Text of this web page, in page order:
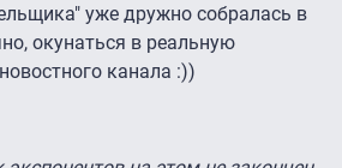
уже дружно собралась в
окунаться в реальную
канала :))